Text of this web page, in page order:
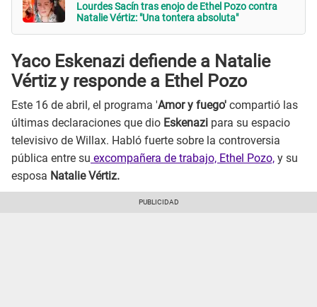
Lourdes Sacín tras enojo de Ethel Pozo contra
Natalie Vértiz: "Una tontera absoluta"
Yaco Eskenazi defiende a Natalie
Vértiz y responde a Ethel Pozo
Este 16 de abril, el programa 'Amor y fuego' compartió las
últimas declaraciones que dio Eskenazi para su espacio
televisivo de Willax. Habló fuerte sobre la controversia
pública entre su excompañera de trabajo, Ethel Pozo, y su
esposa Natalie Vértiz.